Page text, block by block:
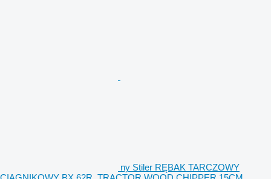
ny Stiler RĘBAK TARCZOWY